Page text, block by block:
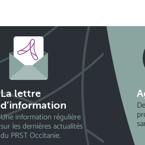
La lettre
d’information
Une information régulière
sur les dernières actualités
du PRST Occitanie.